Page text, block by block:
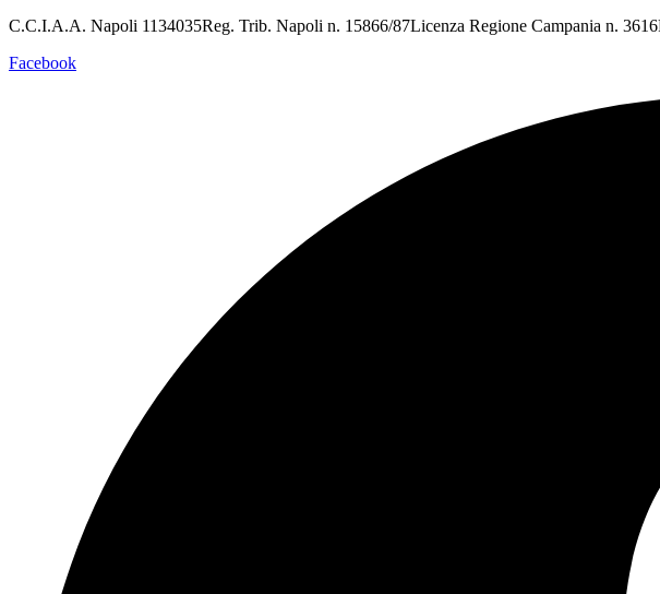
C.C.I.A.A. Napoli 1134035Reg. Trib. Napoli n. 15866/87Licenza Regione Campania n.
Facebook